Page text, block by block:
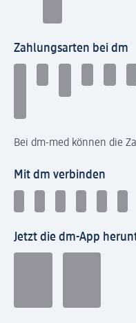
Zahlungsarten bei dm
Bei dm-med können die
Mit dm verbinden
Jetzt die dm-App